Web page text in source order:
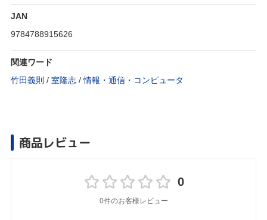
JAN
9784788915626
関連ワード
竹田義則 / 室隆志 /情報・通信・コンピュータ
商品レビュー
0
0件のお客様レビュー